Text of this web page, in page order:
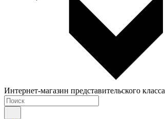
Интернет-магазин представительского класса